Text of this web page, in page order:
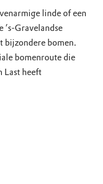
linde of een
’s-Gravelandse
bijzondere bomen.
bomenroute die
Last heeft